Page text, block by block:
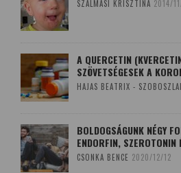
SZALMÁSI KRISZTINA 2014/
A QUERCETIN
SZÖVETSÉGESEK A
HAJAS BEATRIX -
BOLDOGSÁGUNK NÉGY
ENDORFIN, SZEROTONIN
CSONKA BENCE 2020/12/12